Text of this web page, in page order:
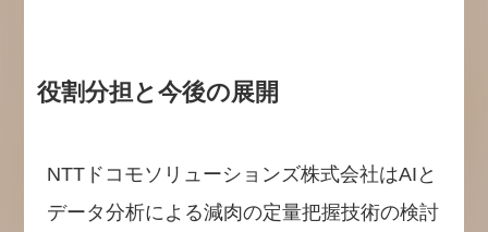
役割分担と今後の展開
NTTドコモソリューションズ株式会社はAIと
データ分析による減肉の定量把握技術の検討